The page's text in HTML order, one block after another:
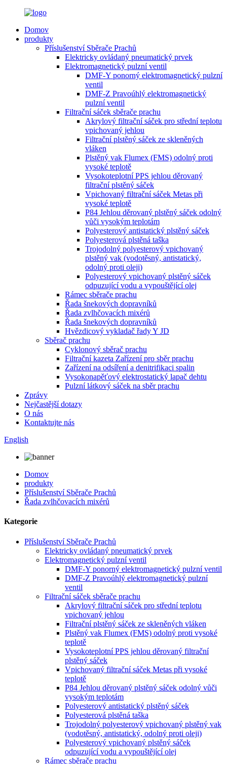
Domov
produkty
Příslušenství Sběrače Prachů
Elektricky ovládaný pneumatický prvek
Elektromagnetický pulzní ventil
DMF-Y ponorný elektromagnetický pulzní
ventil
DMF-Z Pravoúhlý elektromagnetický
pulzní ventil
Filtrační sáček sběrače prachu
Akrylový filtrační sáček pro střední teplotu
vpichovaný jehlou
Filtrační plstěný sáček ze skleněných
vláken
Plstěný vak Flumex (FMS) odolný proti
vysoké teplotě
Vysokoteplotní PPS jehlou děrovaný
filtrační plstěný sáček
Vpichovaný filtrační sáček Metas při
vysoké teplotě
P84 Jehlou děrovaný plstěný sáček odolný
vůči vysokým teplotám
Polyesterový antistatický plstěný sáček
Polyesterová plstěná taška
Trojodolný polyesterový vpichovaný
plstěný vak (vodotěsný, antistatický,
odolný proti oleji)
Polyesterový vpichovaný plstěný sáček
odpuzující vodu a vypouštějící olej
Rámec sběrače prachu
Řada šnekových dopravníků
Řada zvlhčovacích mixérů
Řada šnekových dopravníků
Hvězdicový vykladač řady Y JD
Sběrač prachu
Cyklonový sběrač prachu
Filtrační kazeta Zařízení pro sběr prachu
Zařízení na odsíření a denitrifikaci spalin
Vysokonapěťový elektrostatický lapač dehtu
Pulzní látkový sáček na sběr prachu
Zprávy
Nejčastější dotazy
O nás
Kontaktujte nás
English
Domov
produkty
Příslušenství Sběrače Prachů
Řada zvlhčovacích mixérů
Kategorie
Příslušenství Sběrače Prachů
Elektricky ovládaný pneumatický prvek
Elektromagnetický pulzní ventil
DMF-Y ponorný elektromagnetický pulzní ventil
DMF-Z Pravoúhlý elektromagnetický pulzní
ventil
Filtrační sáček sběrače prachu
Akrylový filtrační sáček pro střední teplotu
vpichovaný jehlou
Filtrační plstěný sáček ze skleněných vláken
Plstěný vak Flumex (FMS) odolný proti vysoké
teplotě
Vysokoteplotní PPS jehlou děrovaný filtrační
plstěný sáček
Vpichovaný filtrační sáček Metas při vysoké
teplotě
P84 Jehlou děrovaný plstěný sáček odolný vůči
vysokým teplotám
Polyesterový antistatický plstěný sáček
Polyesterová plstěná taška
Trojodolný polyesterový vpichovaný plstěný vak
(vodotěsný, antistatický, odolný proti oleji)
Polyesterový vpichovaný plstěný sáček
odpuzující vodu a vypouštějící olej
Rámec sběrače prachu